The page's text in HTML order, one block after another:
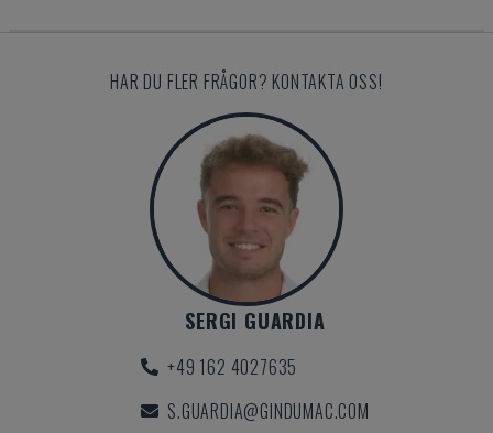
HAR DU FLER FRÅGOR? KONTAKTA OSS!
SERGI GUARDIA
+49 162 4027635
S.GUARDIA@GINDUMAC.COM